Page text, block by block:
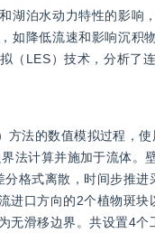
湖泊水动力特性的影响
如降低流速和影响沉积
（LES）技术，分析了
方法的数值模拟过程，
法计算并施加于流体。
格式离散，时间步推
进口方向的2个植物斑
无滑移边界。共设置4